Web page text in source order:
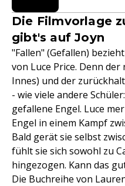
Die Filmvorlage
gibt's auf Joyn
"Fallen" (Gefallen)
von Luce Price. Denn
Innes) und der
- wie viele andere
gefallene Engel. Luce
Engel in einem Kampf
Bald gerät sie selbst
fühlt sie sich sowohl zu
hingezogen. Kann das
Die Buchreihe von